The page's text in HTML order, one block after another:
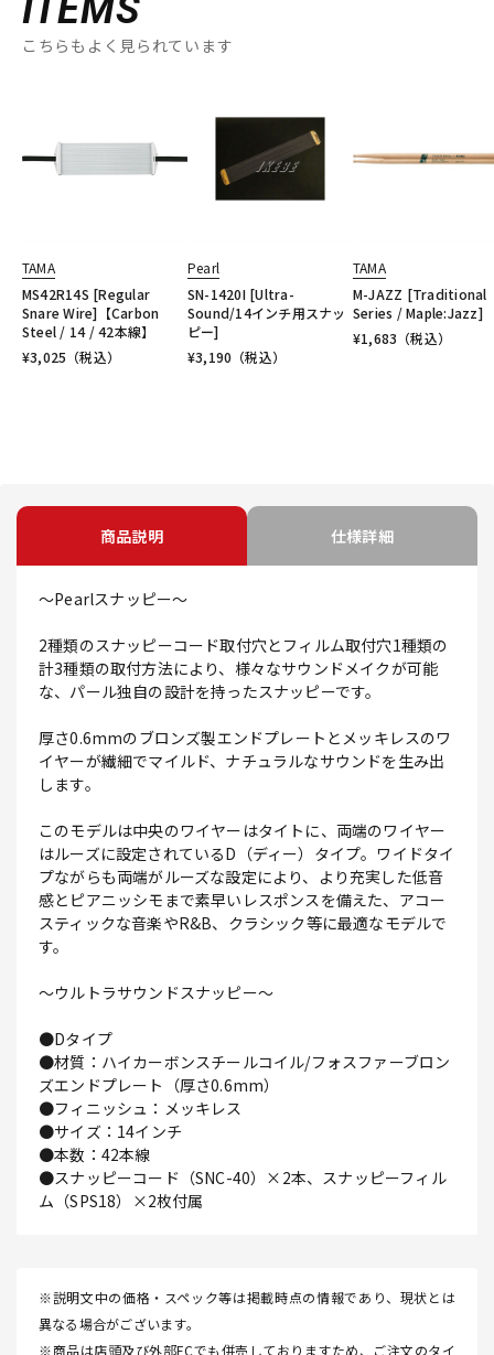
ITEMS
こちらもよく見られています
TAMA
MS42R14S [Regular
Snare Wire]【Carbon
Steel / 14 / 42本線】
¥3,025 （税込）
Pearl
SN-1420I [Ultra-
Sound/14インチ用スナッ
ピー]
¥3,190 （税込）
TAMA
M-JAZZ [Traditional
Series / Maple:Jazz]
¥1,683 （税込）
商品説明 仕様詳細
～Pearlスナッピー～
2種類のスナッピーコード取付穴とフィルム取付穴1種類の
計3種類の取付方法により、様々なサウンドメイクが可能
な、パール独自の設計を持ったスナッピーです。
厚さ0.6mmのブロンズ製エンドプレートとメッキレスのワ
イヤーが繊細でマイルド、ナチュラルなサウンドを生み出
します。
このモデルは中央のワイヤーはタイトに、両端のワイヤー
はルーズに設定されているD（ディー）タイプ。ワイドタイ
プながらも両端がルーズな設定により、より充実した低音
感とピアニッシモまで素早いレスポンスを備えた、アコー
スティックな音楽やR&B、クラシック等に最適なモデルで
す。
～ウルトラサウンドスナッピー～
●Dタイプ
●材質：ハイカーボンスチールコイル/フォスファーブロン
ズエンドプレート（厚さ0.6mm）
●フィニッシュ：メッキレス
●サイズ：14インチ
●本数：42本線
●スナッピーコード（SNC-40）×2本、スナッピーフィル
ム（SPS18）×2枚付属
※説明文中の価格・スペック等は掲載時点の情報であり、現状とは
異なる場合がございます。
※商品は店頭及び外部ECでも併売しておりますため、ご注文のタイ